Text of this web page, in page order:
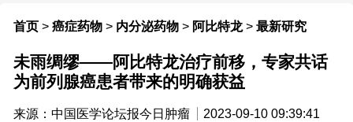
首页 > 癌症药物 > 内分泌药物 > 阿比特龙> 最新研究
未雨绸缪——阿比特龙治疗前移，专家共话
为前列腺癌患者带来的明确获益
来源：中国医学论坛报今日肿瘤 2023-09-10 09:39:41